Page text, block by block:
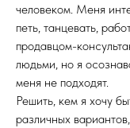
человеком. Меня
петь, танцевать,
продавцом-
людьми, но я
меня не подходят.
Решить, кем я хочу
различных